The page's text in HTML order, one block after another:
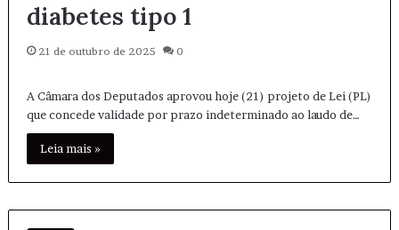
diabetes tipo 1
21 de outubro de 2025 0
A Câmara dos Deputados aprovou hoje (21) projeto de Lei (PL)
que concede validade por prazo indeterminado ao laudo de…
Leia mais »